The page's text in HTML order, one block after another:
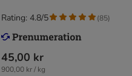
45,00 kr
900,00 kr / kg
Rating: 4.8/5 (85)